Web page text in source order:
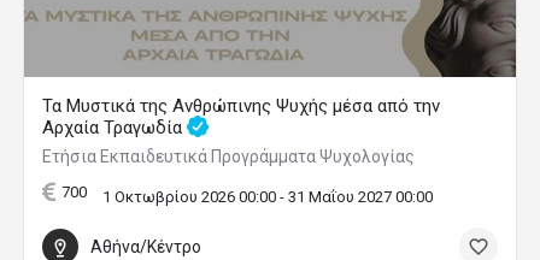
Τα Μυστικά της Ανθρώπινης Ψυχής μέσα από την
Αρχαία Τραγωδία
Ετήσια Εκπαιδευτικά Προγράμματα Ψυχολογίας
700 1 Οκτωβρίου 2026 00:00 - 31 Μαΐου 2027 00:00
Αθήνα/Κέντρο